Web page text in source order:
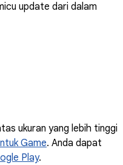
update dari dalam
ukuran yang lebih tinggi
Game. Anda dapat
Play.